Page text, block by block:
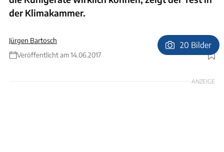
der Klimakammer.
Jürgen Bartosch
Veröffentlicht am 14.06.2017
Foto: Ingolf Pompe, Jürgen Bartosch
20 Bilder
ANZEIGE